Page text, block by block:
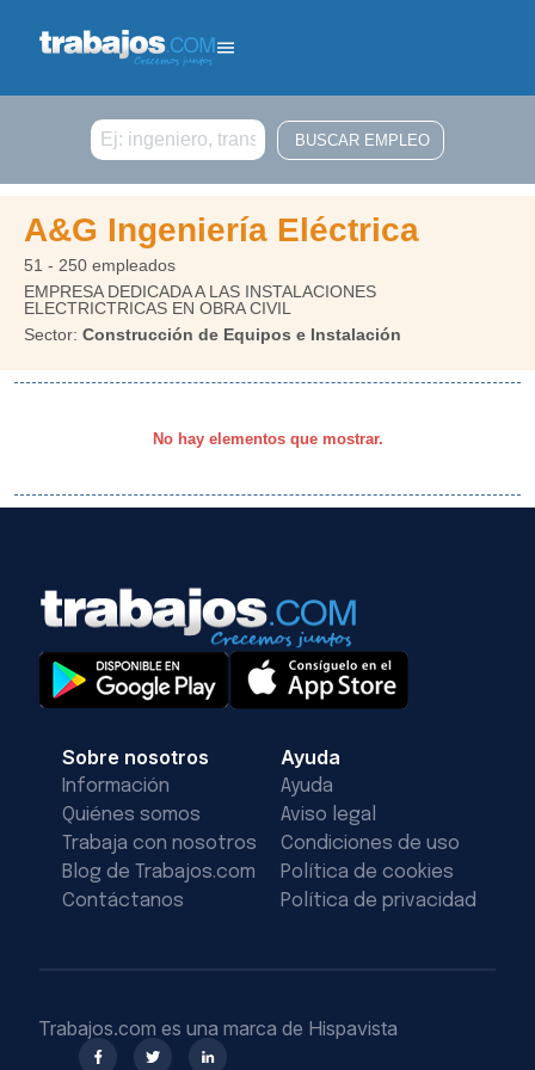
Buscar
A&G Ingeniería Eléctrica
51 - 250 empleados
EMPRESA DEDICADA A LAS INSTALACIONES
ELECTRICTRICAS EN OBRA CIVIL
Sector: Construcción de Equipos e Instalación
No hay elementos que mostrar.
Sobre nosotros
Información
Quiénes somos
Trabaja con nosotros
Blog de Trabajos.com
Contáctanos
Ayuda
Ayuda
Aviso legal
Condiciones de uso
Política de cookies
Política de privacidad
Trabajos.com es una marca de Hispavista